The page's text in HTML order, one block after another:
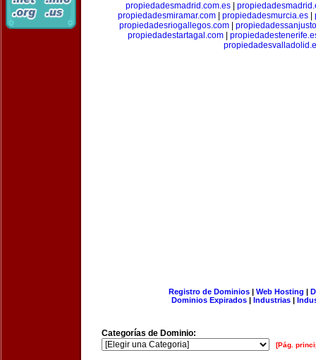
propiedadesmadrid.com.es
propiedadesmiramar.com
propiedadesmurcia.es
propiedadesriogallegos.com|
propiedadestartagal.com|
Registro de Dominios| Web Hosting |
Dominios Expirados | Industrias |
Categorías de Dominio:
[Pág.